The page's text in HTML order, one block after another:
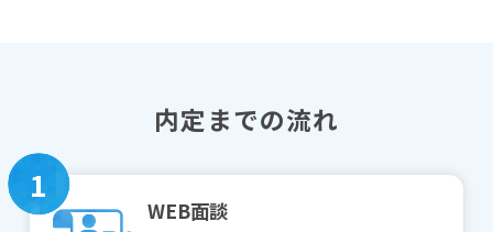
内定までの流れ
1
WEB面談